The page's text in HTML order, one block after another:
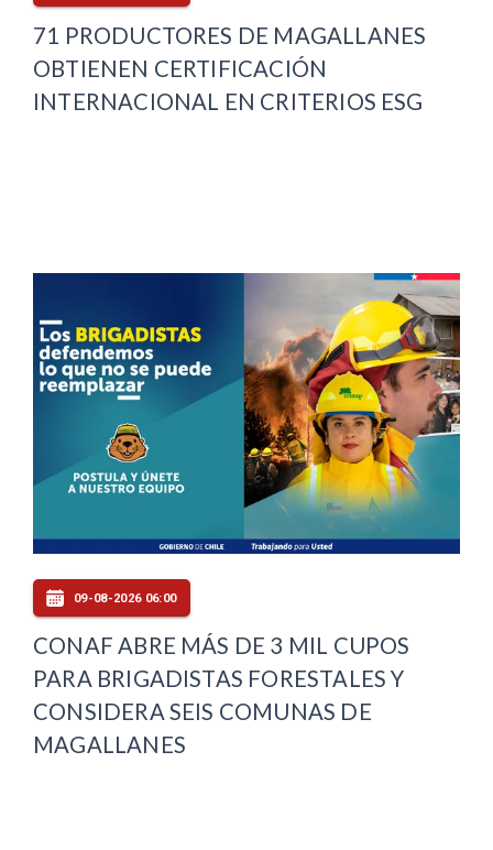
71 PRODUCTORES DE MAGALLANES
OBTIENEN CERTIFICACIÓN
INTERNACIONAL EN CRITERIOS ESG
09-08-2026 06:00
CONAF ABRE MÁS DE 3 MIL CUPOS
PARA BRIGADISTAS FORESTALES Y
CONSIDERA SEIS COMUNAS DE
MAGALLANES